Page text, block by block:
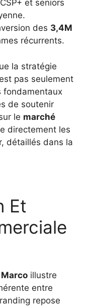
et seniors
des 3,4M
récurrents.
la stratégie
pas seulement
fondamentaux
de soutenir
le marché
directement les
détaillés dans la
Et
illustre
entre
repose